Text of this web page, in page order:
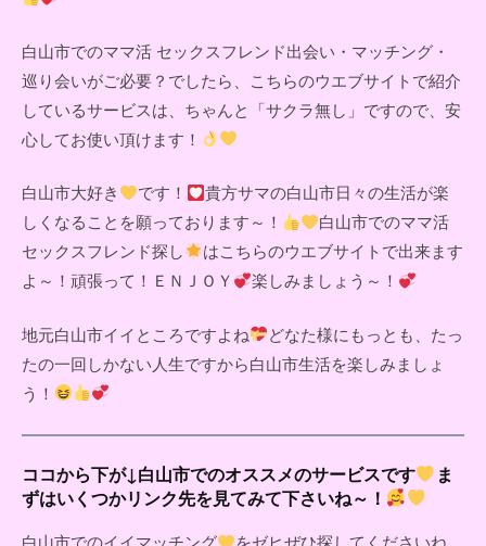
白山市でのママ活 セックスフレンド出会い・マッチング・
巡り会いがご必要？でしたら、こちらのウエブサイトで紹介
しているサービスは、ちゃんと「サクラ無し」ですので、安
心してお使い頂けます！
白山市大好き です！
貴方サマの白山市日々の生活が楽
しくなることを願っております～！
白山市でのママ活
セックスフレンド探し
はこちらのウエブサイトで出来ます
よ～！頑張って！ＥＮＪＯＹ
楽しみましょう～！
地元白山市イイところですよね
どなた様にもっとも、たっ
たの一回しかない人生ですから白山市生活を楽しみましょ
う！
ココから下が↓白山市でのオススメのサービスです
ま
ずはいくつかリンク先を見てみて下さいね～！